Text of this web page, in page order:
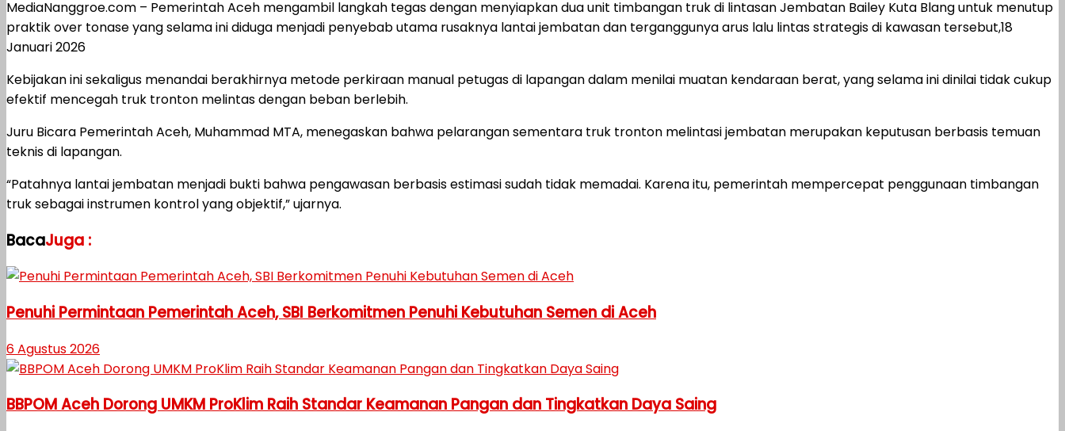
MediaNanggroe.com – Pemerintah Aceh mengambil langkah tegas dengan menyiapkan dua unit timbangan truk di lintasan Jembatan Bailey Kuta Blang untuk menutup
praktik over tonase yang selama ini diduga menjadi penyebab utama rusaknya lantai jembatan dan terganggunya arus lalu lintas strategis di kawasan tersebut,18
Januari 2026
Kebijakan ini sekaligus menandai berakhirnya metode perkiraan manual petugas di lapangan dalam menilai muatan kendaraan berat, yang selama ini dinilai tidak cukup
efektif mencegah truk tronton melintas dengan beban berlebih.
Juru Bicara Pemerintah Aceh, Muhammad MTA, menegaskan bahwa pelarangan sementara truk tronton melintasi jembatan merupakan keputusan berbasis temuan
teknis di lapangan.
“Patahnya lantai jembatan menjadi bukti bahwa pengawasan berbasis estimasi sudah tidak memadai. Karena itu, pemerintah mempercepat penggunaan timbangan
truk sebagai instrumen kontrol yang objektif,” ujarnya.
BacaJuga :
Penuhi Permintaan Pemerintah Aceh, SBI Berkomitmen Penuhi Kebutuhan Semen di Aceh
6 Agustus 2026
BBPOM Aceh Dorong UMKM ProKlim Raih Standar Keamanan Pangan dan Tingkatkan Daya Saing